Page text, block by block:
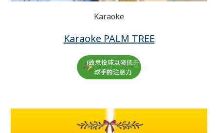
Karaoke
Karaoke PALM TREE
(故意投球以降低击
球手的注意力